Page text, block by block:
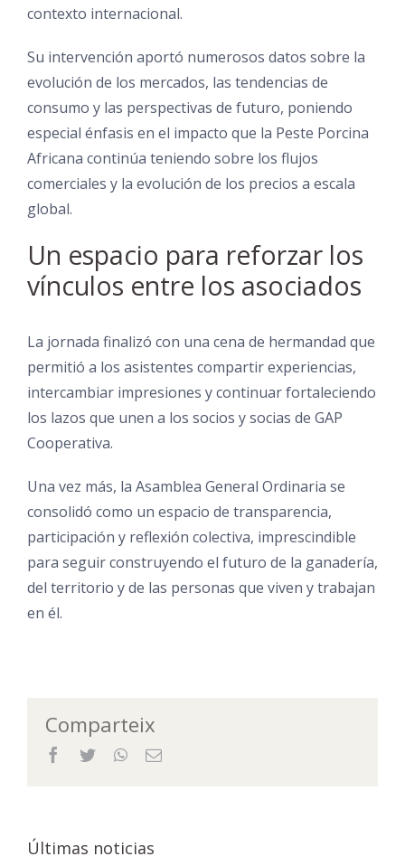
contexto internacional.
Su intervención aportó numerosos datos sobre la
evolución de los mercados, las tendencias de
consumo y las perspectivas de futuro, poniendo
especial énfasis en el impacto que la Peste Porcina
Africana continúa teniendo sobre los flujos
comerciales y la evolución de los precios a escala
global.
Un espacio para reforzar los
vínculos entre los asociados
La jornada finalizó con una cena de hermandad que
permitió a los asistentes compartir experiencias,
intercambiar impresiones y continuar fortaleciendo
los lazos que unen a los socios y socias de GAP
Cooperativa.
Una vez más, la Asamblea General Ordinaria se
consolidó como un espacio de transparencia,
participación y reflexión colectiva, imprescindible
para seguir construyendo el futuro de la ganadería,
del territorio y de las personas que viven y trabajan
en él.
Comparteix
Facebook
TwitterWhatsApp
Email
Últimas noticias